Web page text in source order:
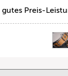
gutes Preis-